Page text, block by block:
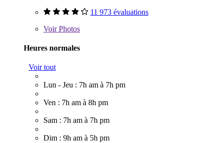
11 973 évaluations
VoirPhotos
Heures normales
Voir tout
Lun - Jeu : 7h am à 7h pm
Ven : 7h am à 8h pm
Sam : 7h am à 7h pm
Dim : 9h am à 5h pm